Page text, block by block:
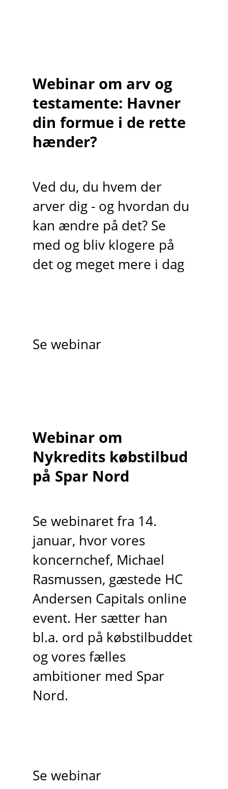
Webinar om arv og
testamente: Havner
din formue i de rette
hænder?
Ved du, du hvem der
arver dig - og hvordan du
kan ændre på det? Se
med og bliv klogere på
det og meget mere i dag
Se webinar
Webinar om
Nykredits købstilbud
på Spar Nord
Se webinaret fra 14.
januar, hvor vores
koncernchef, Michael
Rasmussen, gæstede HC
Andersen Capitals online
event. Her sætter han
bl.a. ord på købstilbuddet
og vores fælles
ambitioner med Spar
Nord.
Se webinar